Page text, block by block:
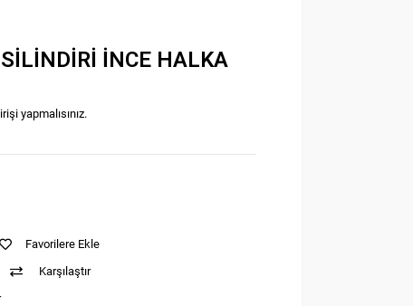
İNCE HALKA
yapmalısınız.
Favorilere Ekle
Karşılaştır